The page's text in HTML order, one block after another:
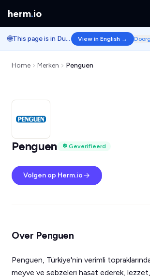
herm.io
🌐 This page is in Dutch. View in English →
Home Merken Penguen
Penguen Geverifieerd
Volgen op Herm.io
Over Penguen
Penguen, Türkiye'nin verimli
meyve ve sebzeleri hasat ederek, lezzet,